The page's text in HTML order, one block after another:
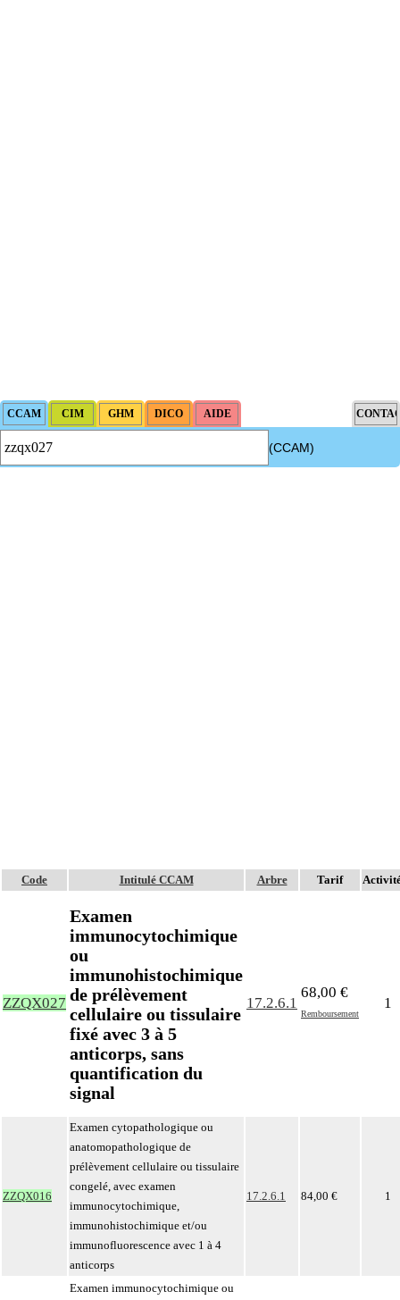
(CCAM)
Code Intitulé CCAM Arbre Tarif
ZZQX027
Examen
immunocytochimique
ou
immunohistochimique
de prélèvement
cellulaire ou tissulaire
fixé avec 3 à 5
anticorps, sans
quantification du
signal
17.2.6.1
68,00 €
Remboursement
1
ZZQX016
Examen cytopathologique ou
anatomopathologique de
prélèvement cellulaire ou tissulaire
congelé, avec examen
immunocytochimique,
immunohistochimique et/ou
immunofluorescence avec 1 à 4
anticorps
17.2.6.1 84,00 € 1
Examen immunocytochimique ou